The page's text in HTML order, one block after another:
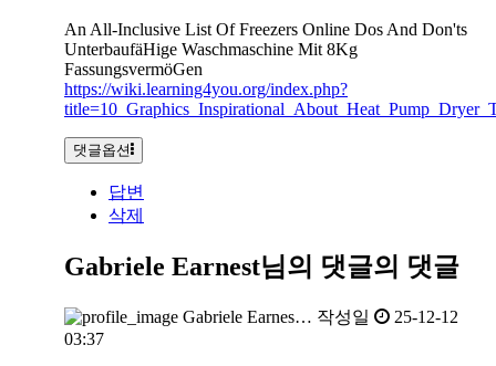
An All-Inclusive List Of Freezers Online Dos And Don'ts
UnterbaufäHige Waschmaschine Mit 8Kg
FassungsvermöGen
https://wiki.learning4you.org/index.php?
댓글옵션
답변
삭제
Gabriele Earnest님의 댓글의 댓글
Gabriele Earnes… 작성일
25-12-12
03:37